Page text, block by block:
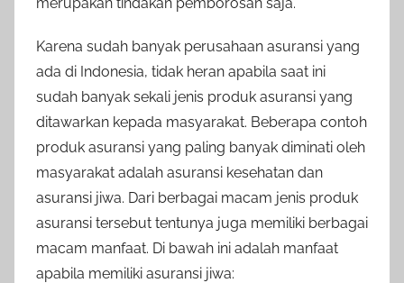
Karena sudah banyak perusahaan asuransi yang
ada di Indonesia, tidak heran apabila saat ini
sudah banyak sekali jenis produk asuransi yang
ditawarkan kepada masyarakat. Beberapa contoh
produk asuransi yang paling banyak diminati oleh
masyarakat adalah asuransi kesehatan dan
asuransi jiwa. Dari berbagai macam jenis produk
asuransi tersebut tentunya juga memiliki berbagai
macam manfaat. Di bawah ini adalah manfaat
apabila memiliki asuransi jiwa: